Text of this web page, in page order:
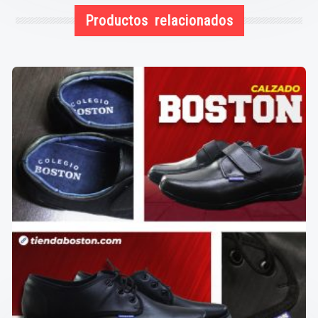
Productos relacionados